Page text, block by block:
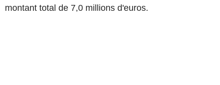
montant total de 7,0 millions d'euros.